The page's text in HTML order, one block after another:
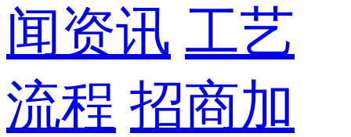
闻资讯 工艺
流程 招商加